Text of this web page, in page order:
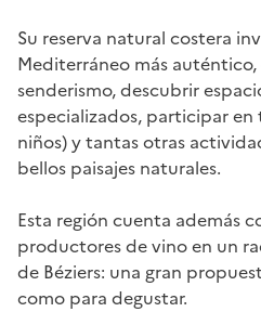
Su reserva natural costera
Mediterráneo más
senderismo, descubrir
especializados, participar en
niños) y tantas otras
bellos paisajes naturales.
Esta región cuenta además
productores de vino en un
de Béziers: una gran
como para degustar.